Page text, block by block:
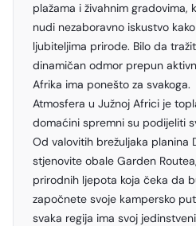
plažama i živahnim gradovima,
nudi nezaboravno iskustvo
ljubiteljima prirode. Bilo da
dinamičan odmor prepun
Afrika ima ponešto za svakoga.
Atmosfera u Južnoj Africi je
domaćini spremni su podijeliti
Od valovitih brežuljaka planina
stjenovite obale Garden
prirodnih ljepota koja čeka da
započnete svoje kampersko
svaka regija ima svoj